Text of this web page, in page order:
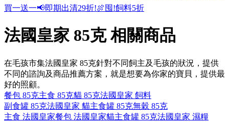
買一送一📢即期出清29折!🍖囤!飼料5折
法國皇家 85克 相關商品
在毛孩市集法國皇家 85克針對不同飼主及毛孩的狀況，提供
不同的諮詢及商品推薦方案，就是想要為你家的寶貝，提供最
好的照顧。
餐包 85克主食 85克貓 85克法國皇家 飼料
副食罐 85克法國皇家 貓主食罐 85克無穀 85克
主食 法國皇家餐包 法國皇家貓主食罐 85克法國皇家 濕糧